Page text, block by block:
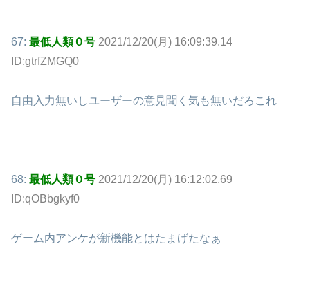
67: 最低人類０号 2021/12/20(月) 16:09:39.14
ID:gtrfZMGQ0
自由入力無いしユーザーの意見聞く気も無いだろこれ
68: 最低人類０号 2021/12/20(月) 16:12:02.69
ID:qOBbgkyf0
ゲーム内アンケが新機能とはたまげたなぁ